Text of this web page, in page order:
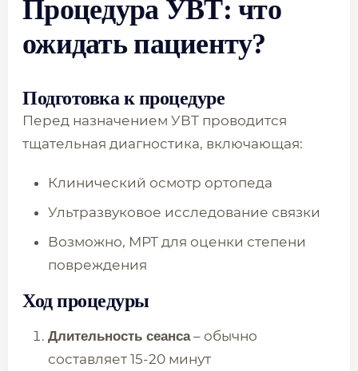
Процедура УВТ: что
ожидать пациенту?
Подготовка к процедуре
Перед назначением УВТ проводится
тщательная диагностика, включающая:
Клинический осмотр ортопеда
Ультразвуковое исследование связки
Возможно, МРТ для оценки степени
повреждения
Ход процедуры
Длительность сеанса– обычно
составляет 15-20 минут